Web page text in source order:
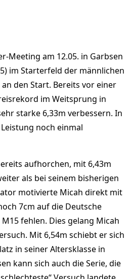
Meeting am 12.05. in Garbsen
im Starterfeld der männlichen
den Start. Bereits vor einer
im Weitsprung in
starke 6,33m verbessern. In
noch einmal
aufhorchen, mit 6,43m
als bei seinem bisherigen
motivierte Micah direkt mit
7cm auf die Deutsche
fehlen. Dies gelang Micah
Mit 6,54m schiebt er sich
in seiner Altersklasse in
kann sich auch die Serie, die